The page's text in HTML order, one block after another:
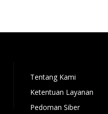
Tentang Kami
Ketentuan Layanan
Pedoman Siber